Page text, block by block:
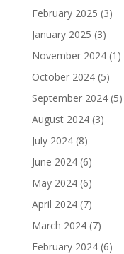
February 2025 (3)
January 2025 (3)
November 2024(1)
October 2024(5)
September 2024(5)
August 2024(3)
July 2024(8)
June 2024(6)
May 2024(6)
April 2024(7)
March 2024(7)
February 2024(6)